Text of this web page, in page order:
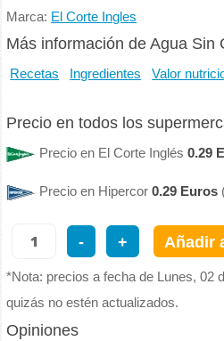
Marca: El Corte Ingles
Más información de Agua Sin
Recetas Ingredientes Valor
Precio en todos los
Precio en El Corte Inglés0.29
Precio en Hipercor0.29 Euros
- + Añadir
*Nota: precios a fecha de Lunes, 02
quizás no estén actualizados.
Opiniones